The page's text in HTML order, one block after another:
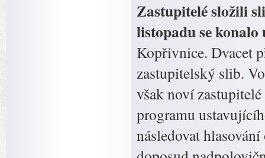
Zastupitelé složili
listopadu se
Kopřivnice. Dvacet
zastupitelský slib.
však noví
programu
následovat